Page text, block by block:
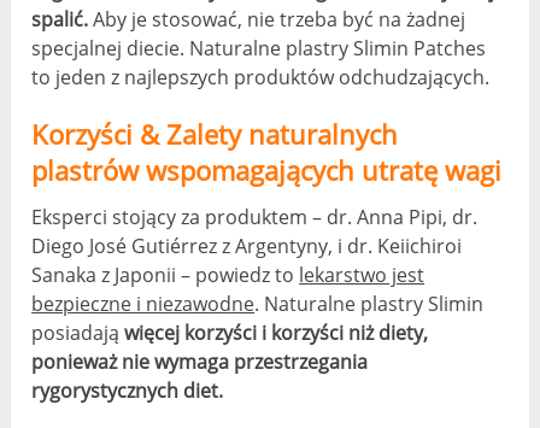
spalić.Aby je stosować, nie trzeba być na żadnej
specjalnej diecie. Naturalne plastry Slimin Patches
to jeden z najlepszych produktów odchudzających.
Korzyści & Zalety naturalnych
plastrów wspomagających utratę wagi
Eksperci stojący za produktem – dr. Anna Pipi, dr.
Diego José Gutiérrez z Argentyny, i dr. Keiichiroi
Sanaka z Japonii – powiedz to lekarstwo jest
bezpieczne i niezawodne. Naturalne plastry Slimin
posiadająwięcej korzyści i korzyści niż diety,
ponieważ nie wymaga przestrzegania
rygorystycznych diet.